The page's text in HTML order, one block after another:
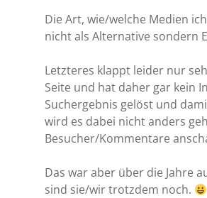
Die Art, wie/welche Medien
nicht als Alternative sondern
Letzteres klappt leider nur
Seite und hat daher gar kein
Suchergebnis gelöst und
wird es dabei nicht anders
Besucher/Kommentare
Das war aber über die Jahre
sind sie/wir trotzdem noch.